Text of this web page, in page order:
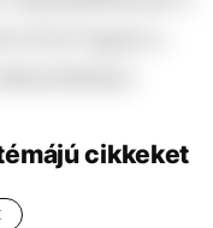
cikkeket